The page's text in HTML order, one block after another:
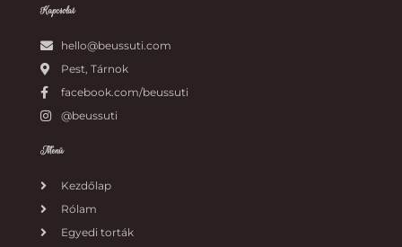
Kapcsolat
hello@beussuti.com
Pest, Tárnok
facebook.com/beussuti
@beussuti
Menü
Kezdőlap
Rólam
Egyedi torták